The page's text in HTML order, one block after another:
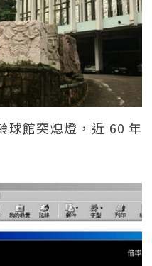
球館突熄燈，近 60 年